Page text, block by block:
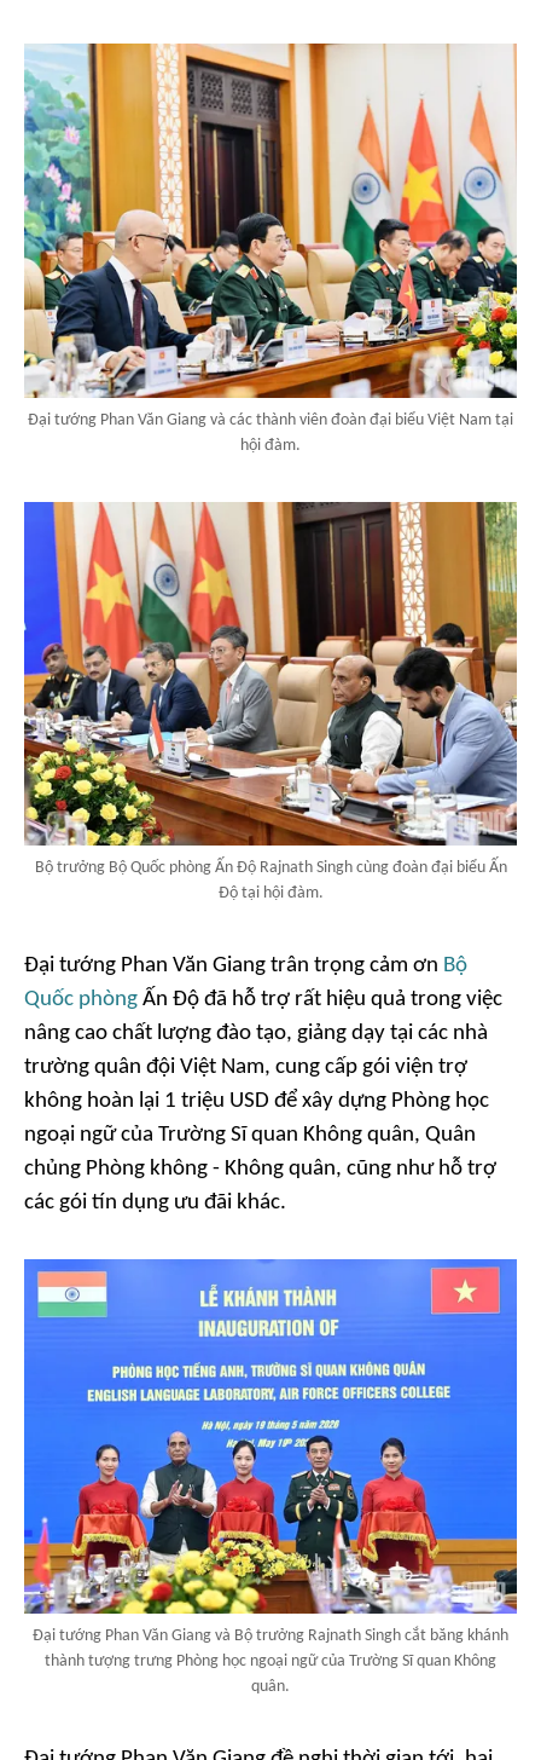
Đại tướng Phan Văn Giang và các thành viên đoàn đại biểu Việt Nam tại
hội đàm.
Bộ trưởng Bộ Quốc phòng Ấn Độ Rajnath Singh cùng đoàn đại biểu Ấn
Độ tại hội đàm.
Đại tướng Phan Văn Giang trân trọng cảm ơn Bộ
Quốc phòng Ấn Độ đã hỗ trợ rất hiệu quả trong việc
nâng cao chất lượng đào tạo, giảng dạy tại các nhà
trường quân đội Việt Nam, cung cấp gói viện trợ
không hoàn lại 1 triệu USD để xây dựng Phòng học
ngoại ngữ của Trường Sĩ quan Không quân, Quân
chủng Phòng không - Không quân, cũng như hỗ trợ
các gói tín dụng ưu đãi khác.
Đại tướng Phan Văn Giang và Bộ trưởng Rajnath Singh cắt băng khánh
thành tượng trưng Phòng học ngoại ngữ của Trường Sĩ quan Không
quân.